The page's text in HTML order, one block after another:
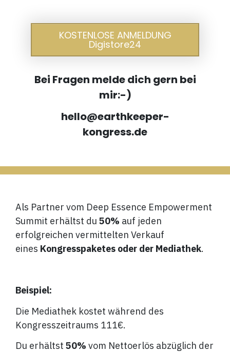
KOSTENLOSE ANMELDUNG
Digistore24
Bei Fragen melde dich gern bei
mir:-)
hello@earthkeeper-
kongress.de
Als Partner vom Deep Essence Empowerment
Summit erhältst du 50% auf jeden
erfolgreichen vermittelten Verkauf
eines Kongresspaketes oder der Mediathek.
Beispiel:
Die Mediathek kostet während des
Kongresszeitraums 111€.
Du erhältst 50% vom Nettoerlös abzüglich der